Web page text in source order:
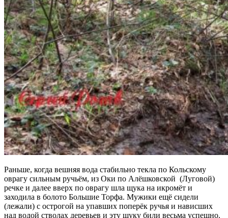
Раньше, когда вешняя вода стабильно текла по Кольскому
оврагу сильным ручьём, из Оки по Алёшковской (Луговой)
речке и далее вверх по оврагу шла щука на икромёт и
заходила в болото Большие Торфа. Мужики ещё сидели
(лежали) с острогой на упавших поперёк ручья и нависших
над водой стволах деревьев и эту щуку били весьма успешно.